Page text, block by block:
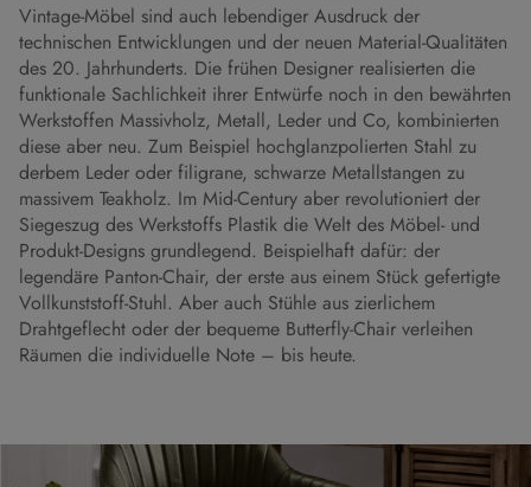
Vintage-Möbel sind auch lebendiger Ausdruck der
technischen Entwicklungen und der neuen Material-Qualitäten
des 20. Jahrhunderts. Die frühen Designer realisierten die
funktionale Sachlichkeit ihrer Entwürfe noch in den bewährten
Werkstoffen Massivholz, Metall, Leder und Co, kombinierten
diese aber neu. Zum Beispiel hochglanzpolierten Stahl zu
derbem Leder oder filigrane, schwarze Metallstangen zu
massivem Teakholz. Im Mid-Century aber revolutioniert der
Siegeszug des Werkstoffs Plastik die Welt des Möbel- und
Produkt-Designs grundlegend. Beispielhaft dafür: der
legendäre Panton-Chair, der erste aus einem Stück gefertigte
Vollkunststoff-Stuhl. Aber auch Stühle aus zierlichem
Drahtgeflecht oder der bequeme Butterfly-Chair verleihen
Räumen die individuelle Note – bis heute.